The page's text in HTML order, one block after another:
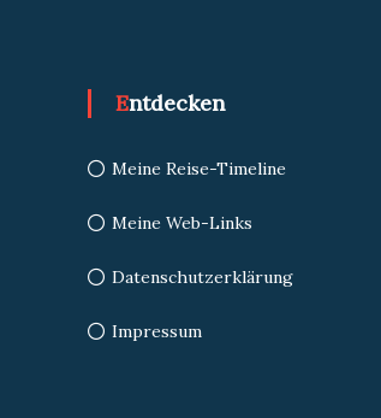
Entdecken
Meine Reise-Timeline
Meine Web-Links
Datenschutzerklärung
Impressum